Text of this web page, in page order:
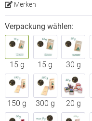
Merken
Verpackung wählen:
15 g 15 g 30 g
150 g 300 g 20 g